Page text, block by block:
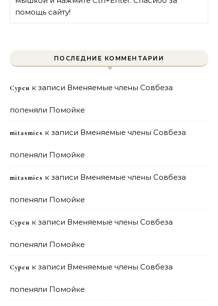
помощь сайту!
ПОСЛЕДНИЕ КОММЕНТАРИИ
Сурен к записи Вменяемые члены Совбеза
попеняли Помойке
mitasmies к записи Вменяемые члены Совбеза
попеняли Помойке
mitasmies к записи Вменяемые члены Совбеза
попеняли Помойке
Сурен к записи Вменяемые члены Совбеза
попеняли Помойке
Сурен к записи Вменяемые члены Совбеза
попеняли Помойке